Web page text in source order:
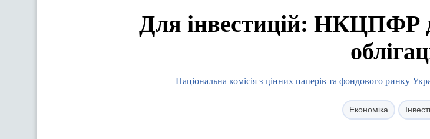
Для інвестицій: НКЦПФР
Національна комісія з цінних паперів та фондового ринку
Економіка